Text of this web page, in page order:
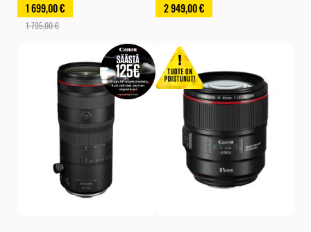
1 699,00 €
1 795,00 €
2 949,00 €